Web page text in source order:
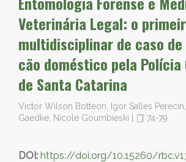
Veterinária Legal: o
multidisciplinar de caso
cão doméstico pela
de Santa Catarina
Victor Wilson Botteon, Igor Salles
Gaedke, Nicole Goumbieski
74-79
DOI: https://doi.org/10.15260/